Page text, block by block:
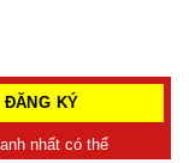
nhất có thể